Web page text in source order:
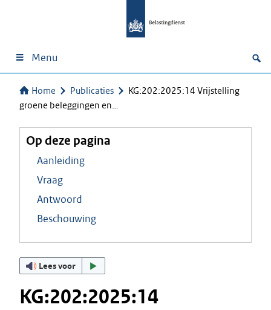
Menu
Home Publicaties
KG:202:2025:14 Vrijstelling
groene beleggingen en…
Op deze pagina
Aanleiding
Vraag
Antwoord
Beschouwing
Lees voor
KG:202:2025:14